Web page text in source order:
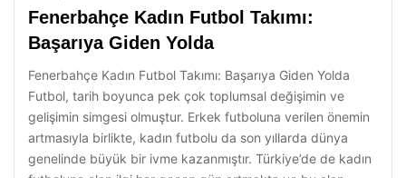
Fenerbahçe Kadın Futbol Takımı:
Başarıya Giden Yolda
Fenerbahçe Kadın Futbol Takımı: Başarıya Giden Yolda
Futbol, tarih boyunca pek çok toplumsal değişimin ve
gelişimin simgesi olmuştur. Erkek futboluna verilen önemin
artmasıyla birlikte, kadın futbolu da son yıllarda dünya
genelinde büyük bir ivme kazanmıştır. Türkiye’de de kadın